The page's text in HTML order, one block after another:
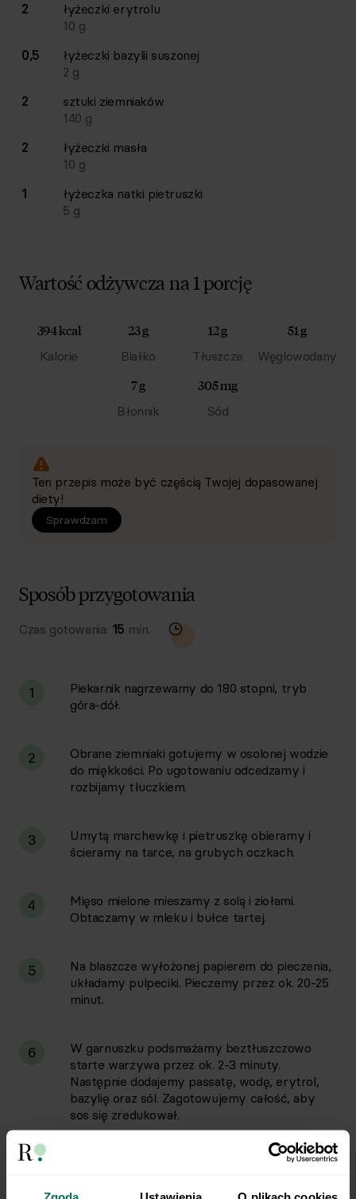
Zgoda Ustawienia O plikach cookies
2
łyżeczki erytrolu
10 g
0,5
łyżeczki bazylii suszonej
2 g
2
sztuki ziemniaków
140 g
2
łyżeczki masła
10 g
1
łyżeczka natki pietruszki
5 g
Wartość odżywcza na 1 porcję
394 kcal
Kalorie
23 g
Białko
12 g
Tłuszcze
51 g
Węglowodany
7 g
Błonnik
305 mg
Sód
Ten przepis może być częścią Twojej dopasowanej
diety!
Sprawdzam
Sposób przygotowania
Czas gotowania: 15 min.
1
Piekarnik nagrzewamy do 180 stopni, tryb
góra-dół.
2
Obrane ziemniaki gotujemy w osolonej wodzie
do miękkości. Po ugotowaniu odcedzamy i
rozbijamy tłuczkiem.
3
Umytą marchewkę i pietruszkę obieramy i
ścieramy na tarce, na grubych oczkach.
4
Mięso mielone mieszamy z solą i ziołami.
Obtaczamy w mleku i bułce tartej.
5
Na blaszcze wyłożonej papierem do pieczenia,
układamy pulpeciki. Pieczemy przez ok. 20-25
minut.
6
W garnuszku podsmażamy beztłuszczowo
starte warzywa przez ok. 2-3 minuty.
Następnie dodajemy passatę, wodę, erytrol,
bazylię oraz sól. Zagotowujemy całość, aby
sos się zredukował.
Do sosu dodajemy skrobię ziemniaczaną